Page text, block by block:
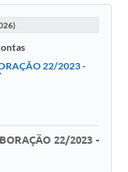
22/2023 -
22/2023 -